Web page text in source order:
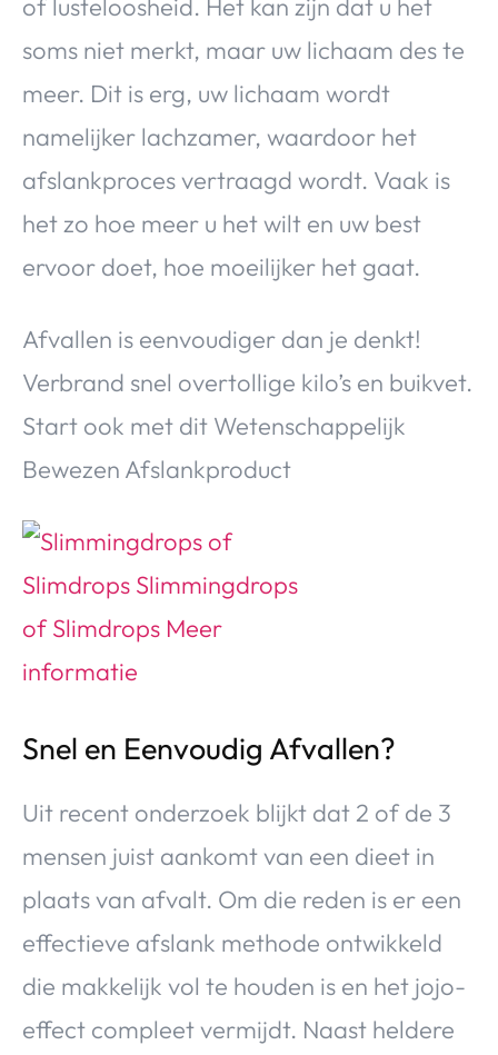
of lusteloosheid. Het kan zijn dat u het
soms niet merkt, maar uw lichaam des te
meer. Dit is erg, uw lichaam wordt
namelijker lachzamer, waardoor het
afslankproces vertraagd wordt. Vaak is
het zo hoe meer u het wilt en uw best
ervoor doet, hoe moeilijker het gaat.
Afvallen is eenvoudiger dan je denkt!
Verbrand snel overtollige kilo’s en buikvet.
Start ook met dit Wetenschappelijk
Bewezen Afslankproduct
Snel en Eenvoudig Afvallen?
Uit recent onderzoek blijkt dat 2 of de 3
mensen juist aankomt van een dieet in
plaats van afvalt. Om die reden is er een
effectieve afslank methode ontwikkeld
die makkelijk vol te houden is en het jojo-
effect compleet vermijdt. Naast heldere